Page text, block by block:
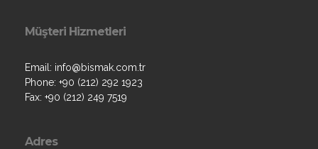
Müşteri Hizmetleri
Email: info@bismak.com.tr
Phone: +90 (212) 292 1923
Fax: +90 (212) 249 7519
Adres